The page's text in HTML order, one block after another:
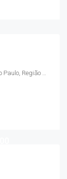
Vila Andrade, São Paulo, Região Imediata de São Paulo, Região Metropolitana de São Paulo, São Paulo, Região Sudeste, Brasil